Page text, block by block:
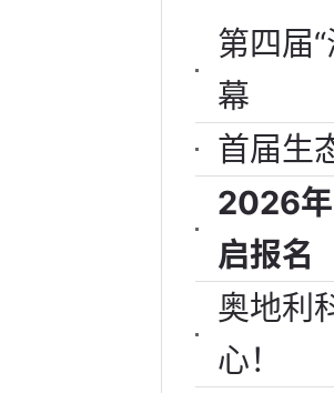
第四届
幕
首届生
2026年
启报名
奥地利
心！